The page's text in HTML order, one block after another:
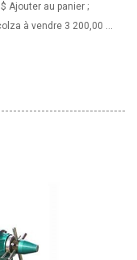
Ajouter au panier ;
à vendre 3 200,00 $
gamme d'options
à vendre s'offre à